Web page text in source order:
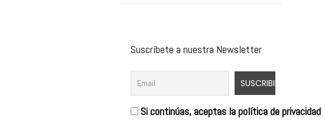
Suscríbete a nuestra Newsletter
Si continúas, aceptas la política de privacidad